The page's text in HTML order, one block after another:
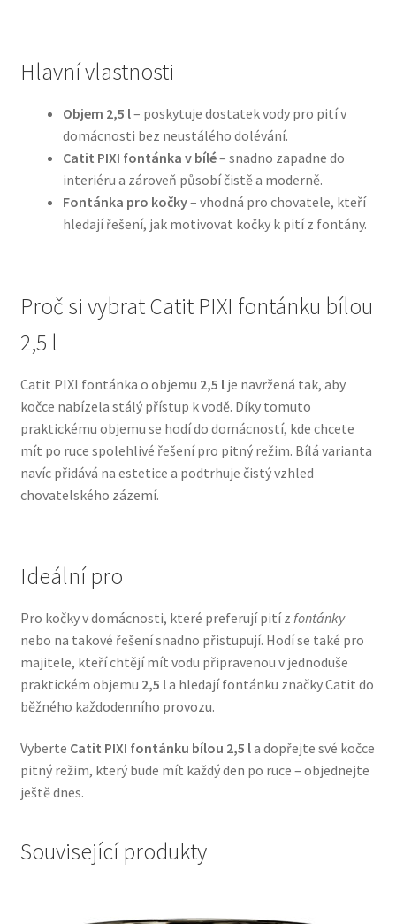
Natural Trainer pro psy — Italské krmivo s
Happy Dog — Německá kvalita a přirozené složení
Hill’s pro psy
Hračky pro psy
N&D Farmina pro psy — Italské holistic krmivo
Pamlsky pro psy
Pelíšky pro psy
Royal Canin pro psy
Veterinární dieta pro psy
Vodítka a obojky
Wolf of Wilderness
Hlavní vlastnosti
Objem 2,5 l– poskytuje dostatek vody pro pití v
domácnosti bez neustálého dolévání.
Catit PIXI fontánka v bílé– snadno zapadne do
interiéru a zároveň působí čistě a moderně.
Fontánka pro kočky– vhodná pro chovatele, kteří
hledají řešení, jak motivovat kočky k pití z fontány.
Proč si vybrat Catit PIXI fontánku bílou
2,5 l
Catit PIXI fontánka o objemu 2,5 lje navržená tak, aby
kočce nabízela stálý přístup k vodě. Díky tomuto
praktickému objemu se hodí do domácností, kde chcete
mít po ruce spolehlivé řešení pro pitný režim. Bílá varianta
navíc přidává na estetice a podtrhuje čistý vzhled
chovatelského zázemí.
Ideální pro
Pro kočky v domácnosti, které preferují pití z fontánky
nebo na takové řešení snadno přistupují. Hodí se také pro
majitele, kteří chtějí mít vodu připravenou v jednoduše
praktickém objemu 2,5 la hledají fontánku značky Catit do
běžného každodenního provozu.
Vyberte Catit PIXI fontánku bílou 2,5 la dopřejte své kočce
pitný režim, který bude mít každý den po ruce – objednejte
ještě dnes.
Související produkty